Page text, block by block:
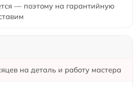
— поэтому на гарантийную
на деталь и работу мастера